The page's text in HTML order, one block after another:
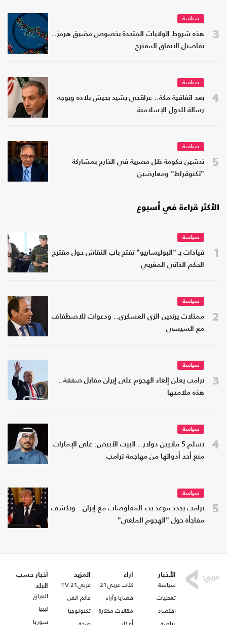
3
سياسة
هذه شروط الولايات المتحدة بخصوص مضيق هرمز..
تفاصيل الاتفاق المقترح
4
سياسة
بعد اتفاقية مكة.. عراقجي يشيد بجيش بلاده ويوجه
رسالة للدول الإسلامية
5
سياسة
تدشين حكومة ظل مصرية في الخارج بمشاركة
"تكنوقراط" ومعارضين
الأكثر قراءة في أسبوع
1
سياسة
قيادات بـ "البوليساريو" تفتح باب النقاش حول مقترح
الحكم الذاتي المغربي
2
سياسة
ممثلات يرتدين الزي العسكري.. ودعوات للاصطفاف
مع السيسي
3
سياسة
ترامب يعلن إلغاء الهجوم على إيران مقابل صفقة..
هذه ملامحها
4
سياسة
تسلم 5 ملايين دولار.. البيت الأبيض: على الإمارات
منع أحد أدواتها من مهاجمة ترامب
5
سياسة
ترامب يحدد موعد بدء المفاوضات مع إيران.. ويكشف
مفاجأة حول "الهجوم الملغي"
الأخبار
سياسة
تغطيات
اقتصاد
آراء
كتاب عربي21
قضايا وآراء
مقالات مختارة
المزيد
عربي21 TV
عالم الفن
تكنولوجيا
أخبار حسب
البلد
العراق
ليبيا
سوريا